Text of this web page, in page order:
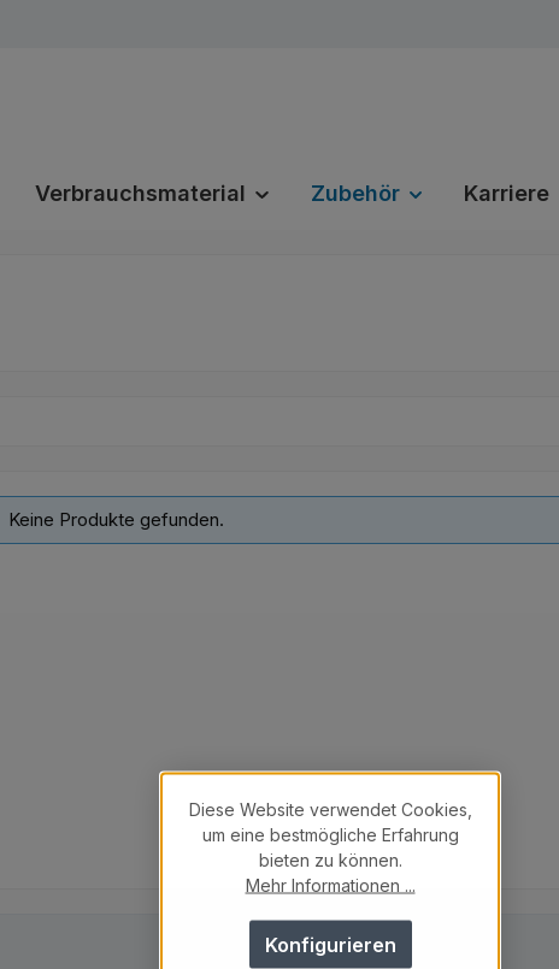
Verbrauchsmaterial Zubehör Karriere
Keine Produkte gefunden.
Diese Website verwendet Cookies,
um eine bestmögliche Erfahrung
bieten zu können.
Mehr Informationen ...
Konfigurieren